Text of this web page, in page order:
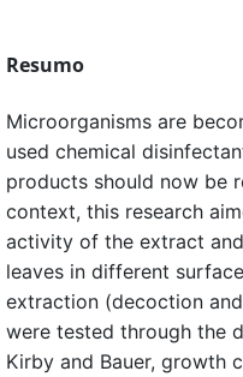
Resumo
Microorganisms are
used chemical
products should now be
context, this research
activity of the extract
leaves in different
extraction (decoction
were tested through the
Kirby and Bauer, growth